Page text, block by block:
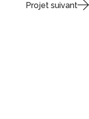
Projet suivant